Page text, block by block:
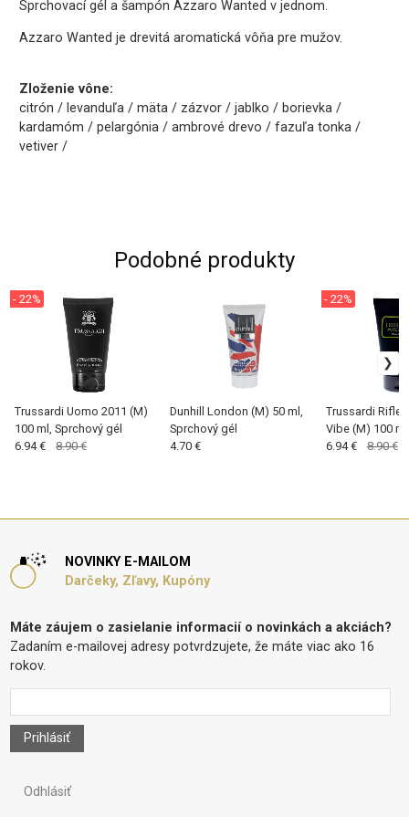
Sprchovací gél a šampón Azzaro Wanted v jednom.
Azzaro Wanted je drevitá aromatická vôňa pre mužov.
Zloženie vône:
citrón / levanduľa / mäta / zázvor / jablko / borievka /
kardamóm / pelargónia / ambrové drevo / fazuľa tonka /
vetiver /
Podobné produkty
Trussardi Uomo 2011 (M)
100 ml, Sprchový gél
- 22%
6.94 € 8.90 €
Dunhill London (M) 50 ml,
Sprchový gél
4.70 €
Trussardi
Vibe (M) 100
gel
- 22%
6.94 € 8.90 €
NOVINKY E-MAILOM
Darčeky, Zľavy, Kupóny
Máte záujem o zasielanie informacií o novinkách a akciách?
Zadaním e-mailovej adresy potvrdzujete, že máte viac ako 16
rokov.
Prihlásiť
Odhlásiť